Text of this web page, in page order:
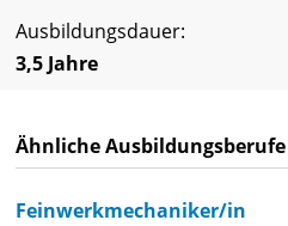
Ausbildungsdauer:
3,5 Jahre
Ähnliche Ausbildungsberufe
Feinwerkmechaniker/in